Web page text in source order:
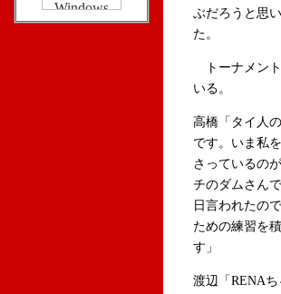
ぶだろうと思
た。
トーナメント
いる。
高橋「タイ人
です。いま私
さっているの
チのダムさん
日言われたの
ための練習を
す」
渡辺「RENA